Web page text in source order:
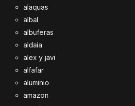
alaquas
albal
albuferas
aldaia
alex y javi
alfafar
aluminio
amazon